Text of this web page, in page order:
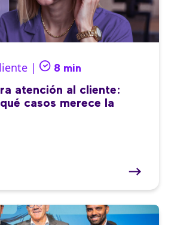
| 8 min
atención al cliente:
casos merece la